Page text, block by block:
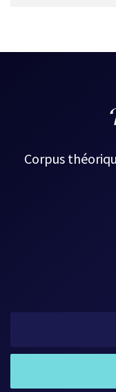
Corpus